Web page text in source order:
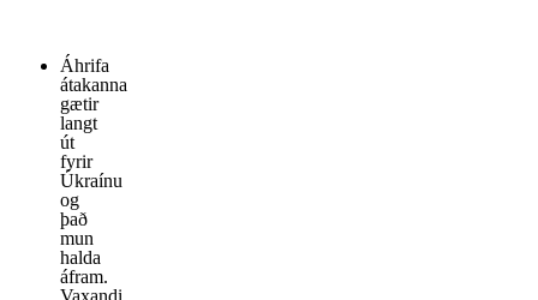
Áhrifa
átakanna
gætir
langt
út
fyrir
Úkraínu
og
það
mun
halda
áfram.
Vaxandi